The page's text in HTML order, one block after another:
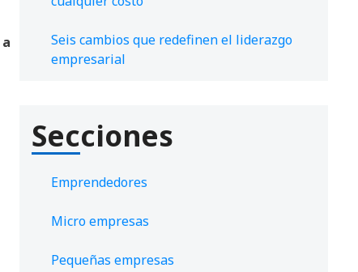
a
Seis cambios que redefinen el liderazgo
empresarial
Secciones
Emprendedores
Micro empresas
Pequeñas empresas